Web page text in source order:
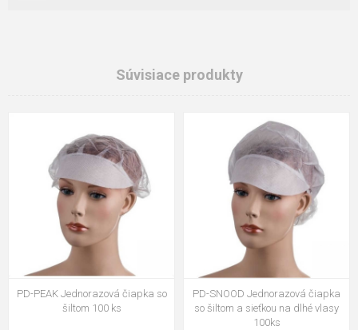
Súvisiace produkty
PD-PEAK Jednorazová čiapka so
šiltom 100 ks
PD-SNOOD Jednorazová čiapka
so šiltom a sieťkou na dlhé vlasy
100ks